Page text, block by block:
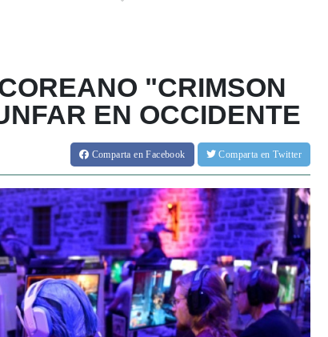
"CRIMSON
EN OCCIDENTE
Compartaen Facebook Comparta en Twitter